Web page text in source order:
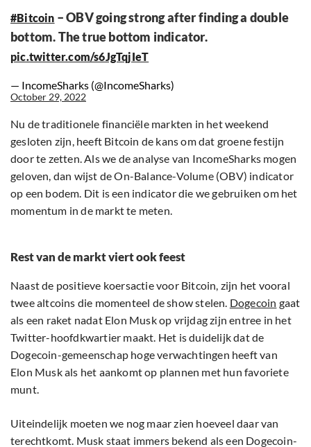
#Bitcoin – OBV going strong after finding a double
bottom. The true bottom indicator.
pic.twitter.com/s6JgTqjIeT
— IncomeSharks (@IncomeSharks)
October 29, 2022
Nu de traditionele financiële markten in het weekend
gesloten zijn, heeft Bitcoin de kans om dat groene festijn
door te zetten. Als we de analyse van IncomeSharks mogen
geloven, dan wijst de On-Balance-Volume (OBV) indicator
op een bodem. Dit is een indicator die we gebruiken om het
momentum in de markt te meten.
Rest van de markt viert ook feest
Naast de positieve koersactie voor Bitcoin, zijn het vooral
twee altcoins die momenteel de show stelen. Dogecoin gaat
als een raket nadat Elon Musk op vrijdag zijn entree in het
Twitter-hoofdkwartier maakt. Het is duidelijk dat de
Dogecoin-gemeenschap hoge verwachtingen heeft van
Elon Musk als het aankomt op plannen met hun favoriete
munt.
Uiteindelijk moeten we nog maar zien hoeveel daar van
terechtkomt. Musk staat immers bekend als een Dogecoin-